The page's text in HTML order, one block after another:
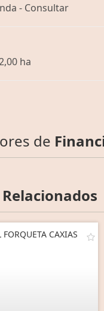
- Consultar
ha
de
Relacionados
FORQUETA CAXIAS